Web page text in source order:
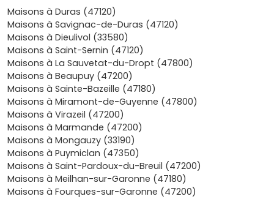
compléter ton financement sous conditions d’éligibilité, et
certaines aides des collectivités existent pour favoriser
l’accession dans les communes rurales dynamiques. Pour
un projet d’investissement, lamaison neuve à Lévignac-
de-Guyennerépond à une demande locative familiale à
l’échelle du Pays de Duras et de Miramont, avec des
atouts concrets pour fidéliser les occupants: un logement
économe, un extérieur soigné, le stationnement facile et
la proximité d’écoles, de commerces de proximité,
d’associations sportives et culturelles; en meublé, tu peux
aussi bénéficier d’un régime d’amortissement
avantageux (LMNP) adapté aux biens bien entretenus et
performants. Le quotidien est simple: écoles et services à
quelques kilomètres, circuits vélo le long du Dropt,
marchés de producteurs, châteaux et sentiers au milieu
Maisons à Duras (47120)
Maisons à Savignac-de-Duras (47120)
Maisons à Dieulivol (33580)
Maisons à Saint-Sernin (47120)
Maisons à La Sauvetat-du-Dropt (47800)
Maisons à Beaupuy (47200)
Maisons à Sainte-Bazeille (47180)
Maisons à Miramont-de-Guyenne (47800)
Maisons à Virazeil (47200)
Maisons à Marmande (47200)
Maisons à Mongauzy (33190)
Maisons à Puymiclan (47350)
Maisons à Saint-Pardoux-du-Breuil (47200)
Maisons à Meilhan-sur-Garonne (47180)
Maisons à Fourques-sur-Garonne (47200)